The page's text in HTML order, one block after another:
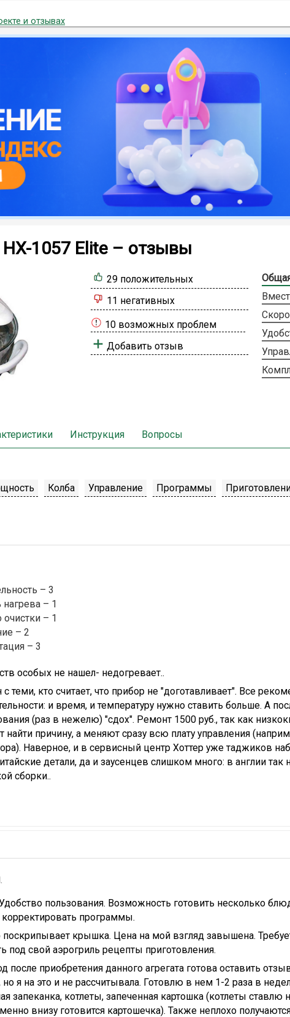
и отзывах
1057 Elite – отзывы
29 положительных
11 негативных
10 возможных проблем
Добавить отзыв
Инструкция Вопросы
Колба Управление Программы
– 3
нагрева – 1
очистки – 1
– 2
– 3
особых не нашел- недогревает..
с теми, кто считает, что прибор не "доготавливает". Все
и время, и температуру нужно ставить больше. А
(раз в нежелю) "сдох". Ремонт 1500 руб., так как
найти причину, а меняют сразу всю плату управления
Наверное, и в сервисный центр Хоттер уже таджиков
детали, да и заусенцев слишком много: в англии так
сборки..
пользования. Возможность готовить несколько
программы.
крышка. Цена на мой взгляд завышена.
под свой аэрогриль рецепты приготовления.
после приобретения данного агрегата готова оставить
но я на это и не рассчитывала. Готовлю в нем 1-2 раза в
запеканка, котлеты, запеченная картошка (котлеты
внизу готовится картошечка). Также неплохо